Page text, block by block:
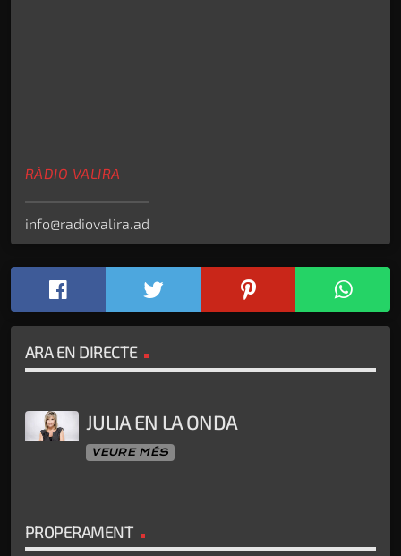
RÀDIO VALIRA
info@radiovalira.ad
ARA EN DIRECTE
JULIA EN LA ONDA
VEURE MÉS
PROPERAMENT